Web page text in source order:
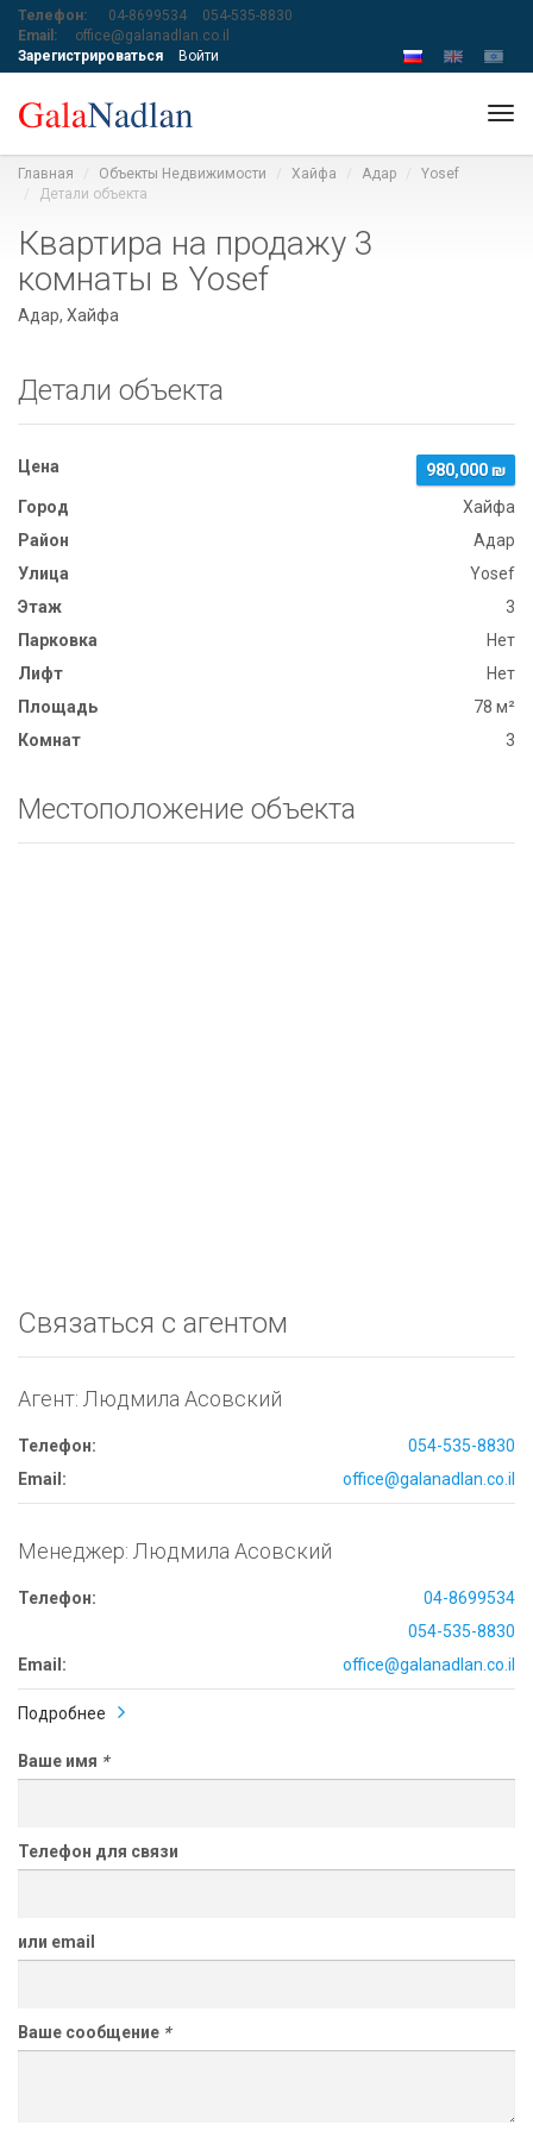
Телефон: 04-8699534
054-535-8830
Email:
office@galanadlan.co.il
Зарегистрироваться
Войти
Главная Объекты Недвижимости Хайфа Адар
Yosef
Детали объекта
Квартира на продажу 3
комнаты в Yosef
Адар, Хайфа
Детали объекта
Цена
980,000 ₪
Город
Хайфа
Район
Адар
Улица
Yosef
Этаж
3
Парковка
Нет
Лифт
Нет
Площадь
78 м²
Комнат
3
Местоположение объекта
Связаться с агентом
Агент: Людмила Асовский
Телефон:
054-535-8830
Email:
office@galanadlan.co.il
Менеджер: Людмила Асовский
Телефон:
04-8699534
054-535-8830
Email:
office@galanadlan.co.il
Подробнее
Ваше имя *
Телефон для связи
или email
Ваше сообщение *